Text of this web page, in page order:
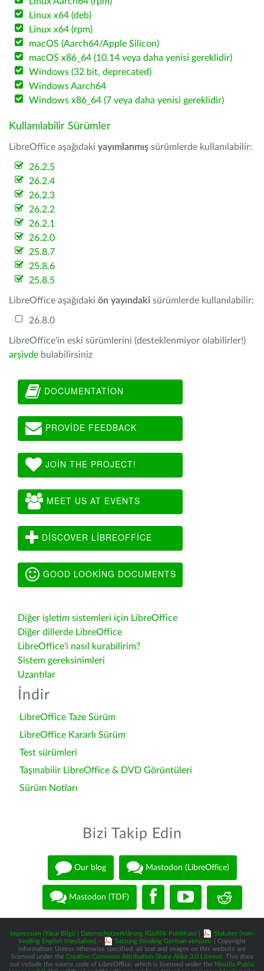
Linux x64 (deb)
Linux x64 (rpm)
macOS (Aarch64/Apple Silicon)
macOS x86_64 (10.14 veya daha yenisi gereklidir)
Windows (32 bit, deprecated)
Windows Aarch64
Windows x86_64 (7 veya daha yenisi gereklidir)
Kullanılabilir Sürümler
LibreOffice aşağıdaki yayımlanmış sürümlerde kullanılabilir:
26.2.5
26.2.4
26.2.3
26.2.2
26.2.1
26.2.0
25.8.7
25.8.6
25.8.5
LibreOffice aşağıdaki ön yayındaki sürümlerde kullanılabilir:
26.8.0
LibreOffice'in eski sürümlerini (desteklenmiyor olabilirler!)
arşivde bulabilirsiniz
DOCUMENTATION
PROVIDE FEEDBACK
JOIN THE PROJECT!
MEET US AT EVENTS
DISCOVER LIBREOFFICE
GOOD LOOKING DOCUMENTS
Diğer işletim sistemleri için LibreOffice
Diğer dillerde LibreOffice
LibreOffice'i nasıl kurabilirim?
Sistem gereksinimleri
Uzantılar
İndir
LibreOffice Taze Sürüm
LibreOffice Kararlı Sürüm
Test sürümleri
Taşınabilir LibreOffice & DVD Görüntüleri
Sürüm Notları
Bizi Takip Edin
Our blog Mastodon (LibreOffice)
Mastodon (TDF)
Impressum (Yasal Bilgi) Datenschutzerklärung (Gizlilik Politikası)
Statutes (non-
binding English translation) - Satzung (binding German version)
| Copyright
information: Unless otherwise specified, all text and images on this website are
licensed under the Creative Commons Attribution-Share Alike 3.0 License. This does
not include the source code of LibreOffice, which is licensed under the Mozilla Public